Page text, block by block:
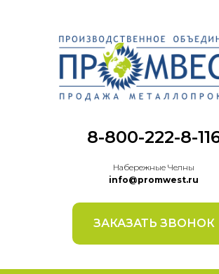
8-800-222-8-
Набережные Челны
info@promwest.ru
ЗАКАЗАТЬ ЗВОНОК